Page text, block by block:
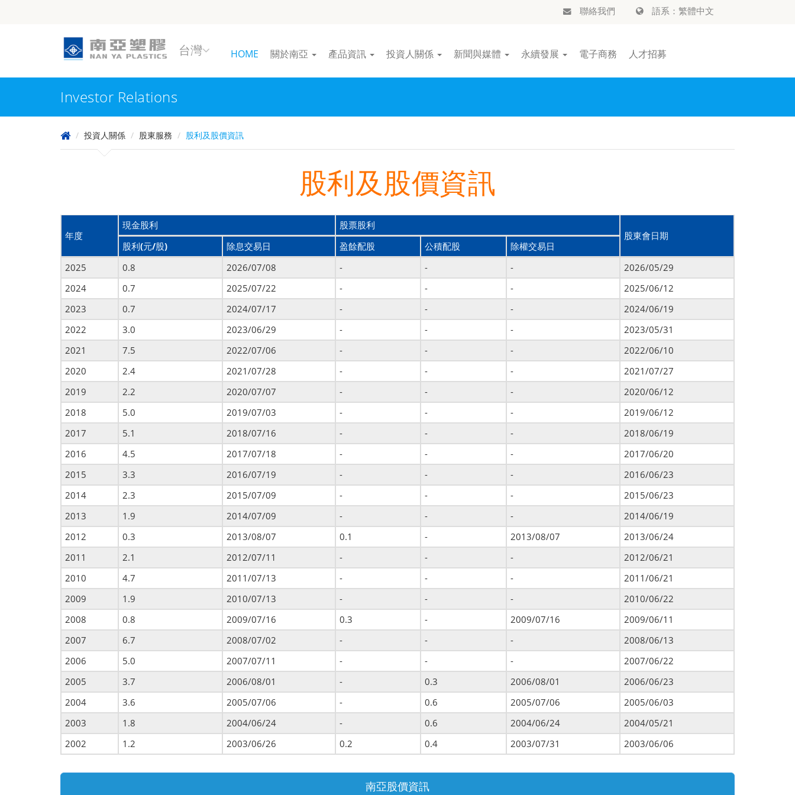
聯絡我們 語系：繁體中文
台灣 HOME 關於南亞 產品資訊 投資人關係 新聞與媒體 永續發展 電子商務 人才招募
Investor Relations
投資人關係 股東服務 股利及股價資訊
股利及股價資訊
年度
現金股利
股票股利
股東會日期
股利(元/股)
除息交易日 盈餘配股 公積配股
除權交易日
2025
0.8 2026/07/08 - - -
2026/05/29
2024
0.7 2025/07/22 - - -
2025/06/12
2023
0.7 2024/07/17 - - -
2024/06/19
2022
3.0 2023/06/29 - - -
2023/05/31
2021
7.5 2022/07/06 - - -
2022/06/10
2020
2.4 2021/07/28 - - -
2021/07/27
2019
2.2 2020/07/07 - - -
2020/06/12
2018
5.0 2019/07/03 - - -
2019/06/12
2017
5.1 2018/07/16 - - -
2018/06/19
2016
4.5 2017/07/18 - - -
2017/06/20
2015
3.3 2016/07/19 - - -
2016/06/23
2014
2.3 2015/07/09 - - -
2015/06/23
2013
1.9 2014/07/09 - - -
2014/06/19
2012
0.3 2013/08/07 0.1 - 2013/08/07
2013/06/24
2011
2.1 2012/07/11 - - -
2012/06/21
2010
4.7 2011/07/13 - - -
2011/06/21
2009
1.9 2010/07/13 - - -
2010/06/22
2008
0.8 2009/07/16 0.3 - 2009/07/16
2009/06/11
2007
6.7 2008/07/02 - - -
2008/06/13
2006
5.0 2007/07/11 - - -
2007/06/22
2005
3.7 2006/08/01 - 0.3 2006/08/01
2006/06/23
2004
3.6 2005/07/06 - 0.6 2005/07/06
2005/06/03
2003
1.8 2004/06/24 - 0.6 2004/06/24
2004/05/21
2002
1.2 2003/06/26 0.2 0.4 2003/07/31 2003/06/06
南亞股價資訊